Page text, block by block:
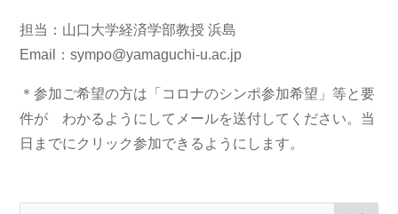
担当：山口大学経済学部教授 浜島
Email：sympo@yamaguchi-u.ac.jp
＊参加ご希望の方は「コロナのシンポ参加希望」等と要
件が わかるようにしてメールを送付してください。当
日までにクリック参加できるようにします。